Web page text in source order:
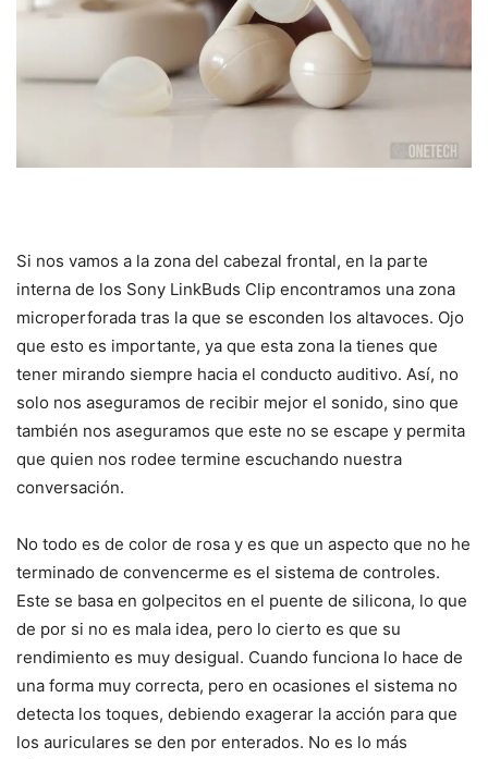
Si nos vamos a la zona del cabezal frontal, en la parte
interna de los Sony LinkBuds Clip encontramos una zona
microperforada tras la que se esconden los altavoces. Ojo
que esto es importante, ya que esta zona la tienes que
tener mirando siempre hacia el conducto auditivo. Así, no
solo nos aseguramos de recibir mejor el sonido, sino que
también nos aseguramos que este no se escape y permita
que quien nos rodee termine escuchando nuestra
conversación.
No todo es de color de rosa y es que un aspecto que no he
terminado de convencerme es el sistema de controles.
Este se basa en golpecitos en el puente de silicona, lo que
de por si no es mala idea, pero lo cierto es que su
rendimiento es muy desigual. Cuando funciona lo hace de
una forma muy correcta, pero en ocasiones el sistema no
detecta los toques, debiendo exagerar la acción para que
los auriculares se den por enterados. No es lo más